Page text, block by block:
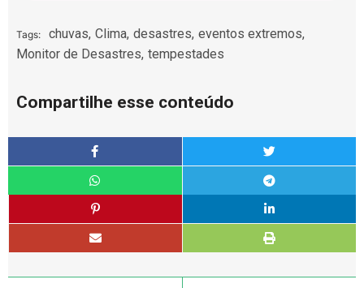
Tags: chuvas, Clima, desastres, eventos extremos,
Monitor de Desastres, tempestades
Compartilhe esse conteúdo